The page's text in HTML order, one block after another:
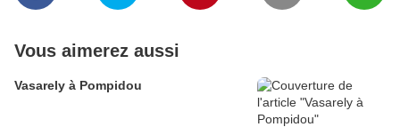
Vous aimerez aussi
Vasarely à Pompidou